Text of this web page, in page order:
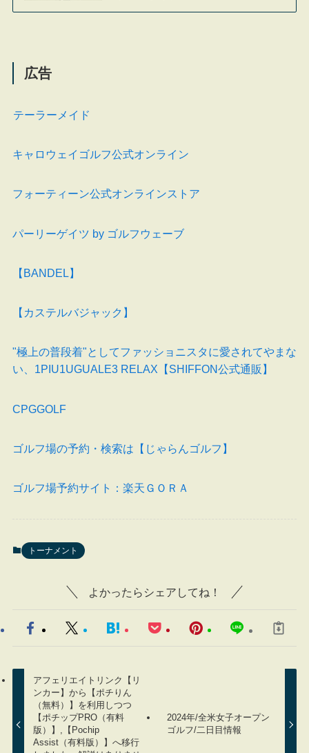
広告
テーラーメイド
キャロウェイゴルフ公式オンライン
フォーティーン公式オンラインストア
パーリーゲイツ by ゴルフウェーブ
【BANDEL】
【カステルバジャック】
"極上の普段着"としてファッショニスタに愛されてやまな
い、1PIU1UGUALE3 RELAX【SHIFFON公式通販】
CPGGOLF
ゴルフ場の予約・検索は【じゃらんゴルフ】
ゴルフ場予約サイト：楽天ＧＯＲＡ
トーナメント
よかったらシェアしてね！
アフェリエイトリンク【リ
ンカー】から【ポチりん
（無料）】を利用しつつ
【ポチップPRO（有料
版）】,【Pochip
Assist（有料版）】へ移行
2024年/全米女子オープン
ゴルフ/二日目情報